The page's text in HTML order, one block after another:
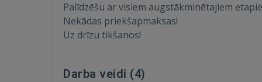
Palīdzēšu ar visiem augstākminētajiem
Nekādas priekšapmaksas!
Uz drīzu tikšanos!
Darba veidi (4)